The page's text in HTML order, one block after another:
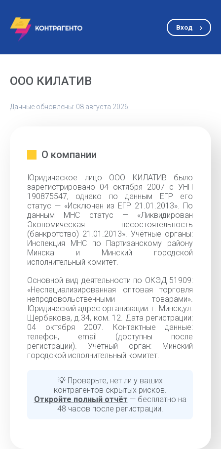
Вход
ООО КИЛАТИВ
Данные обновлены: 08 августа 2026
О компании
Юридическое лицо ООО КИЛАТИВ было
зарегистрировано 04 октября 2007 с УНП
190875547, однако по данным ЕГР его
статус — «Исключен из ЕГР 21.01.2013». По
данным МНС статус — «Ликвидирован
Экономическая несостоятельность
(банкротство) 21.01.2013». Учётные органы:
Инспекция МНС по Партизанскому району
Минска и Минский городской
исполнительный комитет.
Основной вид деятельности по ОКЭД 51909:
«Неспециализированная оптовая торговля
непродовольственными товарами».
Юридический адрес организации: г. Минск,ул.
Щербакова, д.34, ком. 12. Дата регистрации:
04 октября 2007. Контактные данные:
телефон, email (доступны после
регистрации). Учётный орган: Минский
городской исполнительный комитет.
💡 Проверьте, нет ли у ваших
контрагентов скрытых рисков.
Откройте полный отчёт — бесплатно на
48 часов после регистрации.